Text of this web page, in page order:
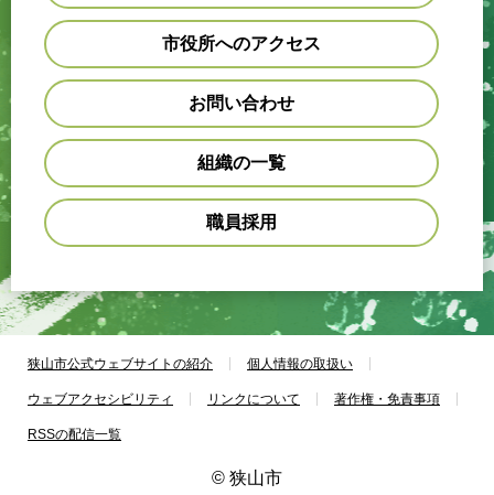
市役所へのアクセス
お問い合わせ
組織の一覧
職員採用
狭山市公式ウェブサイトの紹介 個人情報の取扱い
ウェブアクセシビリティ リンクについて 著作権・免責事項
RSSの配信一覧
© 狭山市